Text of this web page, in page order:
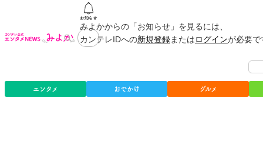
みよかからの「お知らせ」を見るには、
カンテレIDへの新規登録またはログインが必要
エンタメ おでかけ グルメ